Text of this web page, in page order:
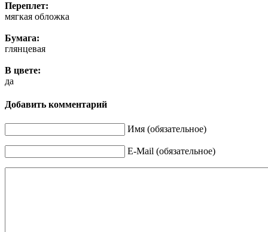
Переплет:
мягкая обложка
Бумага:
глянцевая
В цвете:
да
Добавить комментарий
Имя (обязательное)
E-Mail (обязательное)